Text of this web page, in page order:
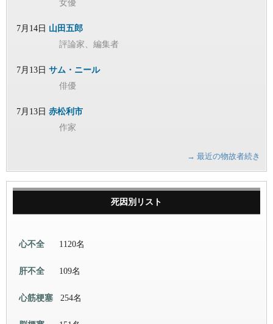
女優
7月14日 山田五郎
評論家、編集者
7月13日 サム・ニール
俳優
7月13日 赤松利市
作家
→ 最近の物故者続き
死因別リスト
心不全 1120名
肝不全 109名
心筋梗塞 254名